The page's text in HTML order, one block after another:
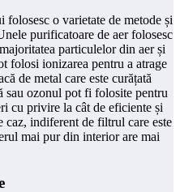
o varietate de metode și
purificatoare de aer folosesc
particulelor din aer și
folosi ionizarea pentru a atrage
de metal care este curățată
ozonul pot fi folosite pentru
cu privire la cât de eficiente și
indiferent de filtrul care este
mai pur din interior are mai